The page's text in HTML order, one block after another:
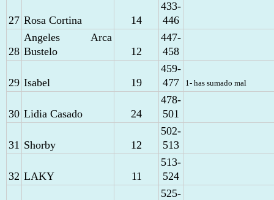
27 Rosa Cortina 14
433-
446
28
Angeles Arca
Bustelo
12
447-
458
29 Isabel 19
459-
477
1- has sumado mal
30 Lidia Casado 24
478-
501
31 Shorby 12
502-
513
32 LAKY 11
513-
524
525-